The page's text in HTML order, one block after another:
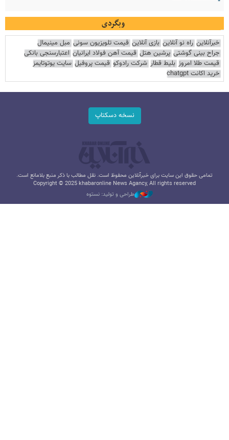
وبگردی
خبرآنلاین راه نو آنلاین بازی آنلاین قیمت تلویزیون سونی مبل مینیمال
جراح بینی گوشتی پرشین هتل قیمت آهن فولاد ایرانیان اعتبارسنجی بانکی
قیمت طلا امروز بلیط قطار شرکت رادوکو قیمت پروفیل سایت یوتوتایمز
خرید اکانت chatgpt
نسخه دسکتاپ
تمامی حقوق این سایت برای خبرآنلاین محفوظ است. نقل مطالب با ذکر منبع بلامانع است.
Copyright © 2025 khabaronline News Agancy, All rights reserved
طراحی و تولید: نستوه